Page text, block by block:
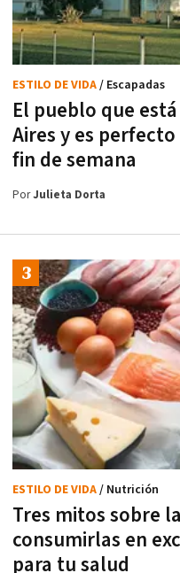
El pueblo que
Aires y es
fin de semana
ESTILO DE VIDA/ Escapadas
PorJulieta Dorta
Tres mitos sobre
consumirlas en
para tu salud
ESTILO DE VIDA/ Nutrición